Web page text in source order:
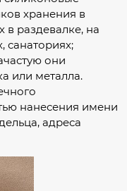
хранения в
в раздевалке, на
санаториях;
они
или металла.
нанесения имени
адреса